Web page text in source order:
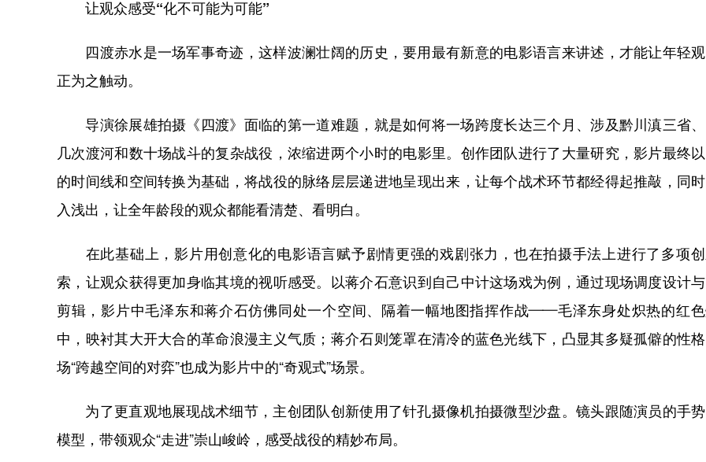
让观众感受“化不可能为可能”
四渡赤水是一场军事奇迹，这样波澜壮阔的历史，要用最有新意的电影语言来讲述，才能让年轻
正为之触动。
导演徐展雄拍摄《四渡》面临的第一道难题，就是如何将一场跨度长达三个月、涉及黔川滇三省
几次渡河和数十场战斗的复杂战役，浓缩进两个小时的电影里。创作团队进行了大量研究，影片最终
的时间线和空间转换为基础，将战役的脉络层层递进地呈现出来，让每个战术环节都经得起推敲，同
入浅出，让全年龄段的观众都能看清楚、看明白。
在此基础上，影片用创意化的电影语言赋予剧情更强的戏剧张力，也在拍摄手法上进行了多项创
索，让观众获得更加身临其境的视听感受。以蒋介石意识到自己中计这场戏为例，通过现场调度设计
剪辑，影片中毛泽东和蒋介石仿佛同处一个空间、隔着一幅地图指挥作战——毛泽东身处炽热的红
中，映衬其大开大合的革命浪漫主义气质；蒋介石则笼罩在清冷的蓝色光线下，凸显其多疑孤僻的性
场“跨越空间的对弈”也成为影片中的“奇观式”场景。
为了更直观地展现战术细节，主创团队创新使用了针孔摄像机拍摄微型沙盘。镜头跟随演员的手势
模型，带领观众“走进”崇山峻岭，感受战役的精妙布局。